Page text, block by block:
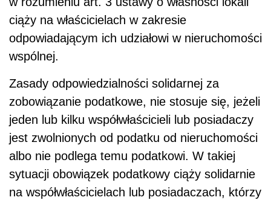
ciąży na właścicielach w zakresie
odpowiadającym ich udziałowi w nieruchomości
wspólnej.
Zasady odpowiedzialności solidarnej za
zobowiązanie podatkowe, nie stosuje się, jeżeli
jeden lub kilku współwłaścicieli lub posiadaczy
jest zwolnionych od podatku od nieruchomości
albo nie podlega temu podatkowi. W takiej
sytuacji obowiązek podatkowy ciąży solidarnie
na współwłaścicielach lub posiadaczach, którzy